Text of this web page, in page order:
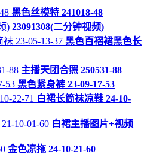
黑色丝模特 241018-48
23091308(二分钟视频)
黑色百褶裙黑色长
主播天团合照 250531-88
黑色紧身裤 23-09-17-53
白裙长筒袜凉鞋 24-10-
白裙主播图片+视频
金色凉拖 24-10-21-60